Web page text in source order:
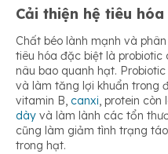
Cải thiện hệ tiêu hóa
Chất béo lành mạnh và
tiêu hóa đặc biệt là
nâu bao quanh hạt.
và làm tăng lợi khuẩn trong
vitamin B, canxi, protein còn
dày và làm lành các tổn
cũng làm giảm tình trạng
trong hạt.